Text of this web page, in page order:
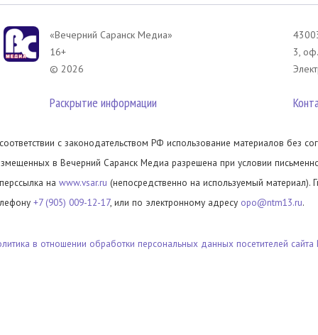
«Вечерний Саранск Mедиа»
16+
© 2026
Раскрытие информации
3,
с законодательством РФ использование материалов без
в Вечерний Саранск Медиа разрешена при условии
на www.vsar.ru (непосредственно на используемый материал).
+7 (905) 009-12-17, или по электронному адресу opo@ntm13.ru.
в отношении обработки персональных данных посетителей